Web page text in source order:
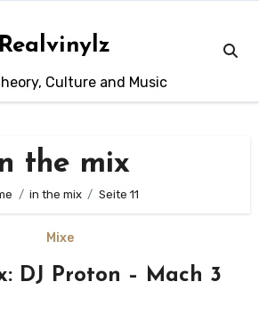
Realvinylz
Culture and Music
the mix
in the mix Seite 11
Mixe
DJ Proton – Mach 3